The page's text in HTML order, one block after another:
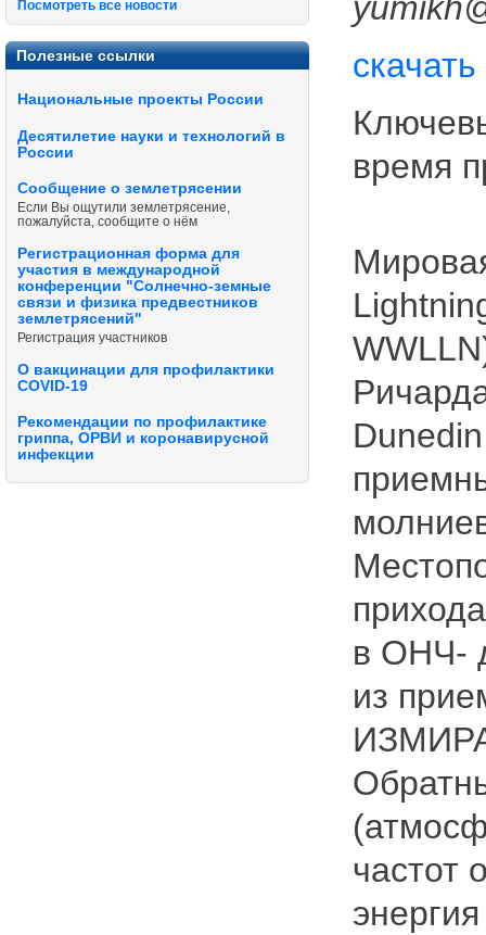
Посмотреть все новости
Полезные ссылки
Национальные проекты России
Десятилетие науки и технологий в
России
Сообщение о землетрясении
Если Вы ощутили землетрясение,
пожалуйста, сообщите о нём
Регистрационная форма для
участия в международной
конференции "Солнечно-земные
связи и физика предвестников
землетрясений"
Регистрация участников
О вакцинации для профилактики
COVID-19
Рекомендации по профилактике
гриппа, ОРВИ и коронавирусной
инфекции
скачать
время
в ОНЧ-
из
частот